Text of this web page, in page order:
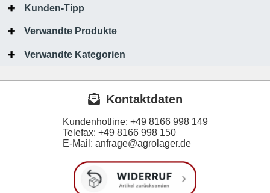
Kunden-Tipp
Verwandte Produkte
Verwandte Kategorien
Kontaktdaten
Kundenhotline: +49 8166 998 149
Telefax: +49 8166 998 150
E-Mail: anfrage@agrolager.de